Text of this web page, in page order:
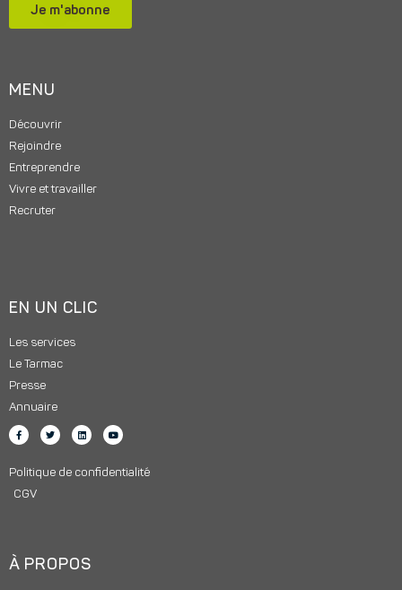
Je m'abonne
MENU
Découvrir
Rejoindre
Entreprendre
Vivre et travailler
Recruter
EN UN CLIC
Les services
Le Tarmac
Presse
Annuaire
Politique de confidentialité
CGV
À PROPOS